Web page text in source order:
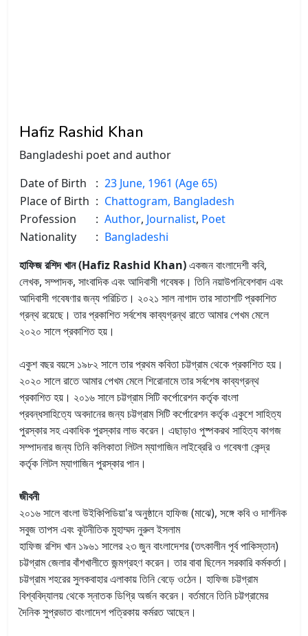
Hafiz Rashid Khan
Bangladeshi poet and author
Date of Birth
: 23 June, 1961 (Age 65)
Place of Birth : Chattogram, Bangladesh
Profession
: Author, Journalist, Poet
Nationality
: Bangladeshi
হাফিজ রশিদ খান (Hafiz Rashid Khan)একজন বাংলাদেশী কবি,
লেখক, সম্পাদক, সাংবাদিক এবং আদিবাসী গবেষক। তিনি নয়াউপনিবেশবাদ এবং
আদিবাসী গবেষণার জন্য পরিচিত। ২০২১ সাল নাগাদ তার সাতাশটি প্রকাশিত
গ্রন্থ রয়েছে। তার প্রকাশিত সর্বশেষ কাব্যগ্রন্থ রাতে আমার পেখম মেলে
২০২০ সালে প্রকাশিত হয়।
একুশ বছর বয়সে ১৯৮২ সালে তার প্রথম কবিতা চট্টগ্রাম থেকে প্রকাশিত হয়।
২০২০ সালে রাতে আমার পেখম মেলে শিরোনামে তার সর্বশেষ কাব্যগ্রন্থ
প্রকাশিত হয়। ২০১৬ সালে চট্টগ্রাম সিটি কর্পোরেশন কর্তৃক বাংলা
প্রবন্ধসাহিত্যে অবদানের জন্য চট্টগ্রাম সিটি কর্পোরেশন কর্তৃক একুশে সাহিত্য
পুরস্কার সহ একাধিক পুরস্কার লাভ করেন। এছাড়াও পুষ্পকরথ সাহিত্য কাগজ
সম্পাদনার জন্য তিনি কলিকাতা লিটল ম্যাগাজিন লাইব্রেরি ও গবেষণা কেন্দ্র
কর্তৃক লিটল ম্যাগাজিন পুরস্কার পান।
জীবনী
২০১৬ সালে বাংলা উইকিপিডিয়া'র অনুষ্ঠানে হাফিজ (মাঝে), সঙ্গে কবি ও দার্শনিক
সবুজ তাপস এবং কূটনীতিক মুহাম্মদ নুরুল ইসলাম
হাফিজ রশিদ খান ১৯৬১ সালের ২৩ জুন বাংলাদেশর (তৎকালীন পূর্ব পাকিস্তান)
চট্টগ্রাম জেলার বাঁশখালীতে জন্মগ্রহণ করেন। তার বাবা ছিলেন সরকারি কর্মকর্তা।
চট্টগ্রাম শহরের সুলকবাহার এলাকায় তিনি বেড়ে ওঠেন। হাফিজ চট্টগ্রাম
বিশ্ববিদ্যালয় থেকে স্নাতক ডিগ্রি অর্জন করেন। বর্তমানে তিনি চট্টগ্রামের
দৈনিক সুপ্রভাত বাংলাদেশ পত্রিকায় কর্মরত আছেন।